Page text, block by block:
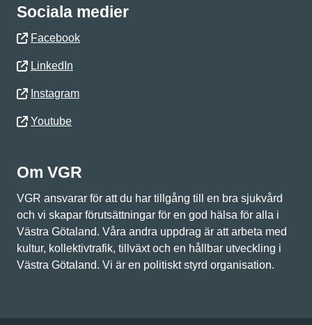
Sociala medier
Facebook
LinkedIn
Instagram
Youtube
Om VGR
VGR ansvarar för att du har tillgång till en bra sjukvård
och vi skapar förutsättningar för en god hälsa för alla i
Västra Götaland. Våra andra uppdrag är att arbeta med
kultur, kollektivtrafik, tillväxt och en hållbar utveckling i
Västra Götaland. Vi är en politiskt styrd organisation.